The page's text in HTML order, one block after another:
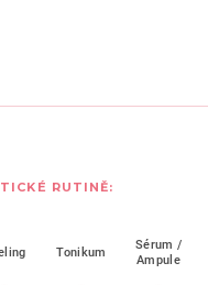
RUTINĚ:
Tonikum
Sérum /
Ampule